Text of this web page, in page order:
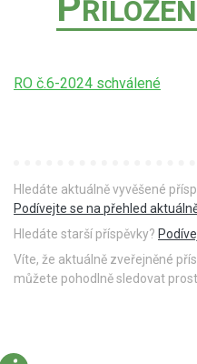
RO č.6-2024 schválené
Hledáte aktuálně vyvěšené
Podívejte se na přehled
Hledáte starší příspěvky?
Víte, že aktuálně zveřejněné
můžete pohodlně sledovat